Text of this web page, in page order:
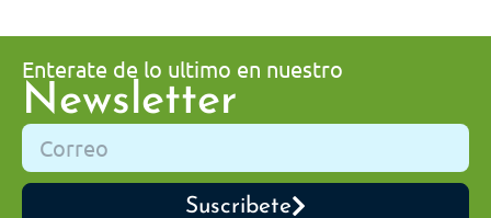
Enterate de lo ultimo en nuestro
Newsletter
Suscribete